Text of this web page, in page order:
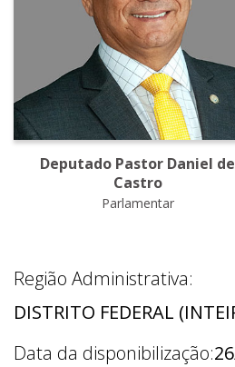
Deputado Pastor Daniel de
Castro
Parlamentar
Região Administrativa:
DISTRITO FEDERAL
Data da disponibilização: